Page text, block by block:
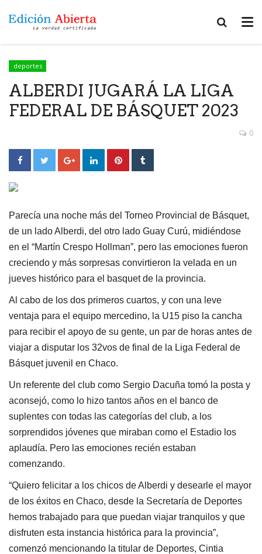
deportes
ALBERDI JUGARÁ LA LIGA
FEDERAL DE BÁSQUET 2023
0
Parecía una noche más del Torneo Provincial de Básquet,
de un lado Alberdi, del otro lado Guay Curú, midiéndose
en el “Martín Crespo Hollman”, pero las emociones fueron
creciendo y más sorpresas convirtieron la velada en un
jueves histórico para el basquet de la provincia.
Al cabo de los dos primeros cuartos, y con una leve
ventaja para el equipo mercedino, la U15 piso la cancha
para recibir el apoyo de su gente, un par de horas antes de
viajar a disputar los 32vos de final de la Liga Federal de
Básquet juvenil en Chaco.
Un referente del club como Sergio Dacuña tomó la posta y
aconsejó, como lo hizo tantos años en el banco de
suplentes con todas las categorías del club, a los
sorprendidos jóvenes que miraban como el Estadio los
aplaudía. Pero las emociones recién estaban
comenzando.
“Quiero felicitar a los chicos de Alberdi y desearle el mayor
de los éxitos en Chaco, desde la Secretaría de Deportes
hemos trabajado para que puedan viajar tranquilos y que
disfruten esta instancia histórica para la provincia”,
comenzó mencionando la titular de Deportes, Cintia